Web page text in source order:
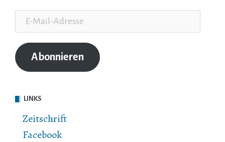
Mail-
Adresse
Abonnieren
LINKS
Zeitschrift
Facebook